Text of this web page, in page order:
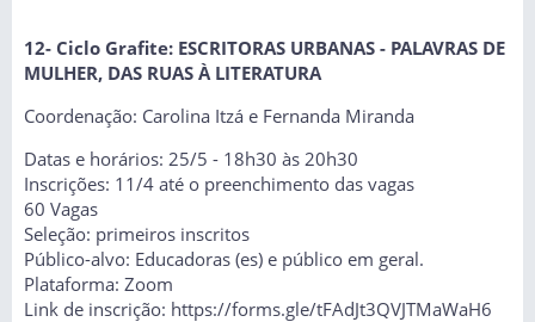
12- Ciclo Grafite: ESCRITORAS URBANAS - PALAVRAS DE
MULHER, DAS RUAS À LITERATURA
Coordenação: Carolina Itzá e Fernanda Miranda
Datas e horários: 25/5 - 18h30 às 20h30
Inscrições: 11/4 até o preenchimento das vagas
60 Vagas
Seleção: primeiros inscritos
Público-alvo: Educadoras (es) e público em geral.
Plataforma: Zoom
Link de inscrição: https://forms.gle/tFAdJt3QVJTMaWaH6